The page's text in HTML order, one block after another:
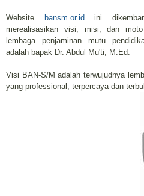
Website bansm.or.id ini
merealisasikan visi, misi, dan
lembaga penjaminan mutu
adalah bapak Dr. Abdul Mu'ti, M.Ed.
Visi BAN-S/M adalah terwujudnya
yang professional, terpercaya dan